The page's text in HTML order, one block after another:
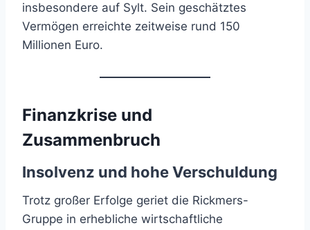
insbesondere auf Sylt. Sein geschätztes
Vermögen erreichte zeitweise rund 150
Millionen Euro.
Finanzkrise und
Zusammenbruch
Insolvenz und hohe Verschuldung
Trotz großer Erfolge geriet die Rickmers-
Gruppe in erhebliche wirtschaftliche